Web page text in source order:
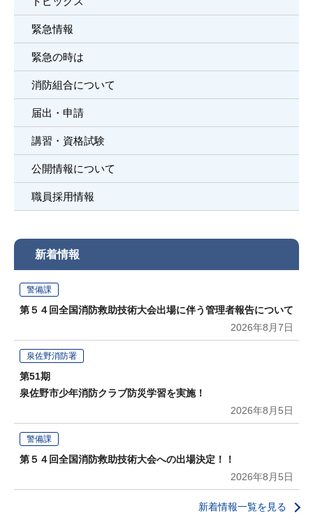
緊急情報
緊急の時は
消防組合について
届出・申請
講習・資格試験
公開情報について
職員採用情報
新着情報
警備課
第５４回全国消防救助技術大会出場に伴う管理者報告について
2026年8月7日
泉佐野消防署
第51期
泉佐野市少年消防クラブ防災学習を実施！
2026年8月5日
警備課
第５４回全国消防救助技術大会への出場決定！！
2026年8月5日
新着情報一覧を見る